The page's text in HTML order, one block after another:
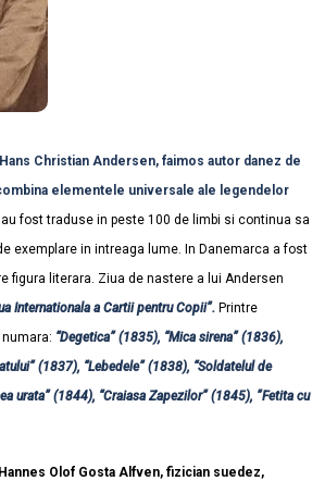
Christian Andersen, faimos autor danez de
elementele universale ale legendelor
fost traduse in peste 100 de limbi si continua sa
exemplare in intreaga lume. In Danemarca a fost
figura literara. Ziua de nastere a lui Andersen
Internationala a Cartii pentru Copii”. Printre
“Degetica” (1835), “Mica sirena” (1836),
(1837), “Lebedele” (1838), “Soldatelul de
urata” (1844), “Craiasa Zapezilor” (1845), ”Fetita cu
Olof Gosta Alfven, fizician suedez,